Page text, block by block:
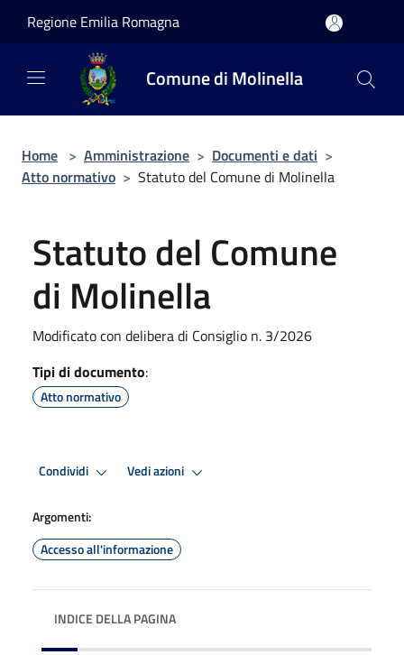
Regione Emilia Romagna
Comune di Molinella
Home > Amministrazione > Documenti e dati >
Atto normativo > Statuto del Comune di Molinella
Statuto del Comune
di Molinella
Modificato con delibera di Consiglio n. 3/2026
Tipi di documento:
Atto normativo
Condividi Vedi azioni
Argomenti:
Accesso all'informazione
INDICE DELLA PAGINA